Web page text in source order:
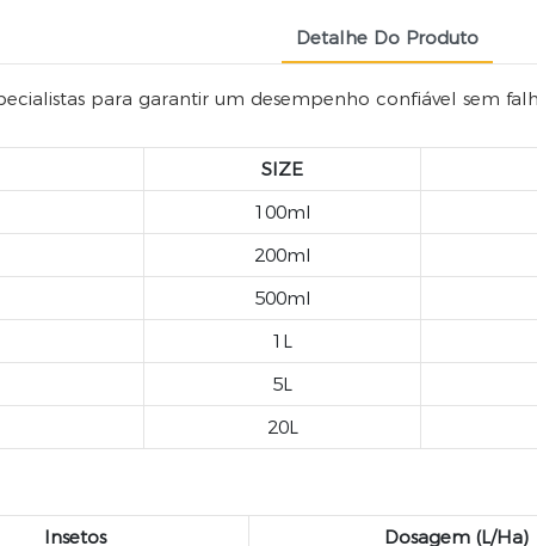
Detalhe Do Produto
para garantir um desempenho confiável sem
SIZE
100ml
200ml
500ml
1L
5L
20L
Insetos Dosagem (L/Ha)